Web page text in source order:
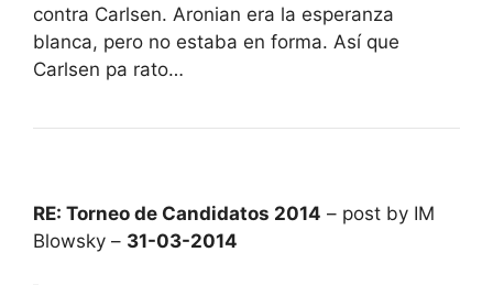
contra Carlsen. Aronian era la esperanza
blanca, pero no estaba en forma. Así que
Carlsen pa rato…
RE: Torneo de Candidatos 2014 – post by IM
Blowsky – 31-03-2014